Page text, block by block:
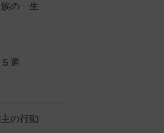
の一生
選
の行動